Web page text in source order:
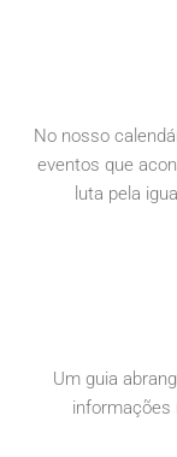
No nosso
eventos que
luta pela
Um guia
informações